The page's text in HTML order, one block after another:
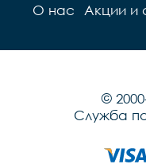
О нас
Акции и
©
Служба